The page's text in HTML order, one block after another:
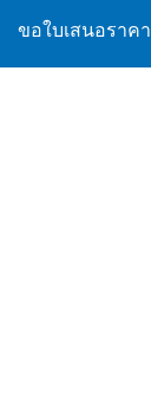
ขอใบเสนอราคา